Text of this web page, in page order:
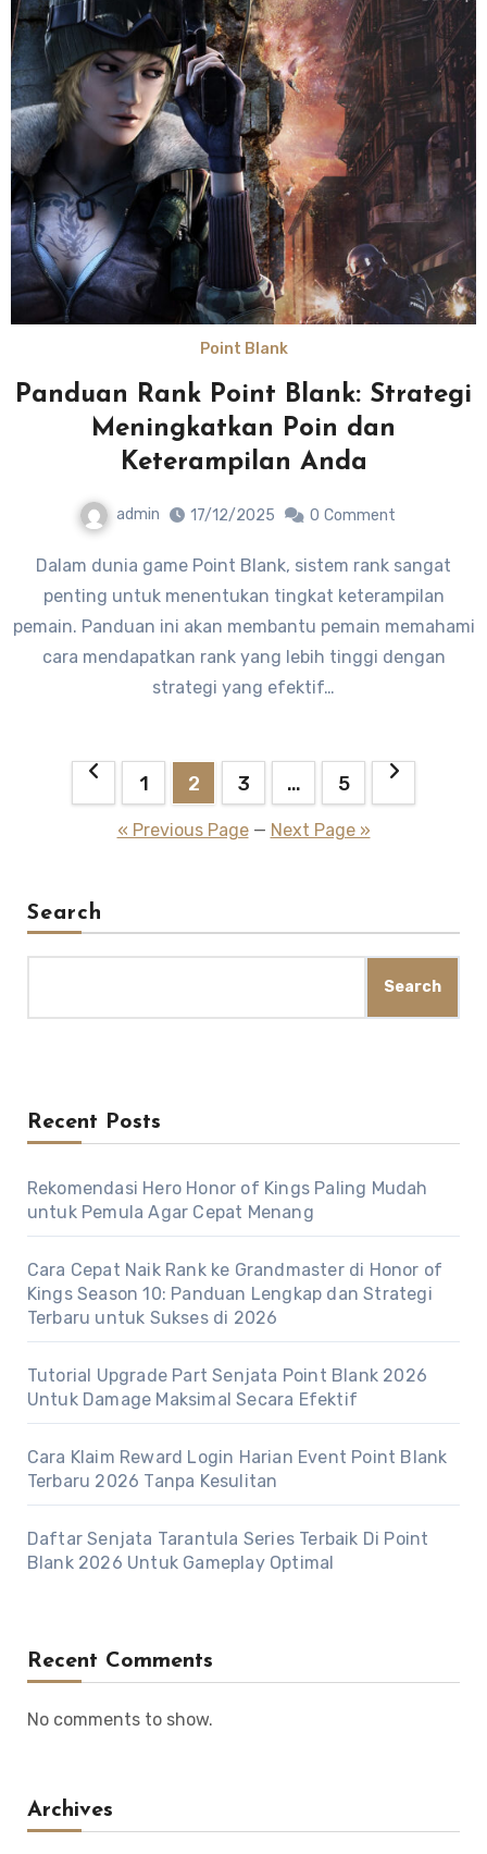
Point Blank
Panduan Rank Point Blank: Strategi
Meningkatkan Poin dan
Keterampilan Anda
admin 17/12/2025 0 Comment
Dalam dunia game Point Blank, sistem rank sangat
penting untuk menentukan tingkat keterampilan
pemain. Panduan ini akan membantu pemain memahami
cara mendapatkan rank yang lebih tinggi dengan
strategi yang efektif…
Posts
pagination
1 2 3 … 5
« Previous Page— Next Page »
Search
Search
Recent Posts
Rekomendasi Hero Honor of Kings Paling Mudah
untuk Pemula Agar Cepat Menang
Cara Cepat Naik Rank ke Grandmaster di Honor of
Kings Season 10: Panduan Lengkap dan Strategi
Terbaru untuk Sukses di 2026
Tutorial Upgrade Part Senjata Point Blank 2026
Untuk Damage Maksimal Secara Efektif
Cara Klaim Reward Login Harian Event Point Blank
Terbaru 2026 Tanpa Kesulitan
Daftar Senjata Tarantula Series Terbaik Di Point
Blank 2026 Untuk Gameplay Optimal
Recent Comments
No comments to show.
Archives